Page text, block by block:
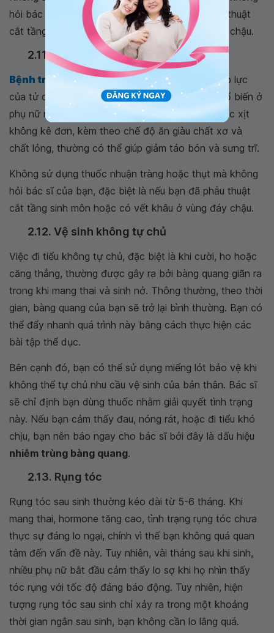
hỏi bác sĩ của bạn, đặc biệt là nếu bạn đã phẫu thuật
cắt tầng sinh môn hoặc có vết khâu ở vùng đáy chậu.
2.11. Bệnh trĩ và táo bón
Bệnh trĩ và táo bón, có thể bị nặng thêm do áp lực
của tử cung và thai nhi, đây là tình trạng khá phổ biến ở
phụ nữ mang thai và sau sinh. Thuốc bôi và thuốc xịt
không kê đơn, kèm theo chế độ ăn giàu chất xơ và
chất lỏng, thường có thể giúp giảm táo bón và sưng trĩ.
Không sử dụng thuốc nhuận tràng hoặc thụt mà không
hỏi bác sĩ của bạn, đặc biệt là nếu bạn đã phẫu thuật
cắt tầng sinh môn hoặc có vết khâu ở vùng đáy chậu.
2.12. Vệ sinh không tự chủ
Việc đi tiểu không tự chủ, đặc biệt là khi cười, ho hoặc
căng thẳng, thường được gây ra bởi bàng quang giãn ra
trong khi mang thai và sinh nở. Thông thường, theo thời
gian, bàng quang của bạn sẽ trở lại bình thường. Bạn có
thể đẩy nhanh quá trình này bằng cách thực hiện các
bài tập thể dục.
Bên cạnh đó, bạn có thể sử dụng miếng lót bảo vệ khi
không thể tự chủ nhu cầu vệ sinh của bản thân. Bác sĩ
sẽ chỉ định bạn dùng thuốc nhằm giải quyết tình trạng
này. Nếu bạn cảm thấy đau, nóng rát, hoặc đi tiểu khó
chịu, bạn nên báo ngay cho bác sĩ bởi đây là dấu hiệu
nhiễm trùng bàng quang.
2.13. Rụng tóc
Rụng tóc sau sinh thường kéo dài từ 5-6 tháng. Khi
mang thai, hormone tăng cao, tình trạng rụng tóc chưa
thực sự đáng lo ngại, chính vì thế bạn không quá quan
tâm đến vấn đề này. Tuy nhiên, vài tháng sau khi sinh,
nhiều phụ nữ bắt đầu cảm thấy lo sợ khi họ nhìn thấy
tóc rụng với tốc độ đáng báo động. Tuy nhiên, hiện
tượng rụng tóc sau sinh chỉ xảy ra trong một khoảng
thời gian ngắn sau sinh, bạn không cần lo lắng quá.